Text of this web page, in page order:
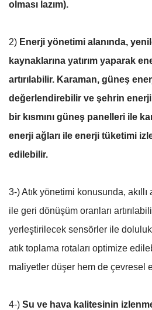
olması lazım).
2) Enerji yönetimi alanında,
kaynaklarına yatırım yaparak
artırılabilir. Karaman, güneş
değerlendirebilir ve şehrin enerji
bir kısmını güneş panelleri ile
enerji ağları ile enerji tüketimi
edilebilir.
3-) Atık yönetimi konusunda,
ile geri dönüşüm oranları
yerleştirilecek sensörler ile
atık toplama rotaları optimize
maliyetler düşer hem de çevresel
4-) Su ve hava kalitesinin